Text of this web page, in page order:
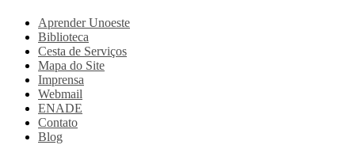
Aprender Unoeste
Biblioteca
Cesta de Serviços
Mapa do Site
Imprensa
Webmail
ENADE
Contato
Blog